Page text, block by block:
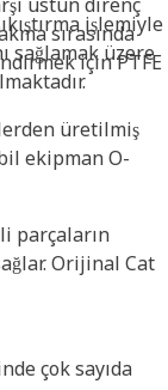
sırasında
için PTFE
işlemiyle
sağlamak üzere
üretilmiş
ekipman O-
parçaların
Orijinal Cat
çok sayıda